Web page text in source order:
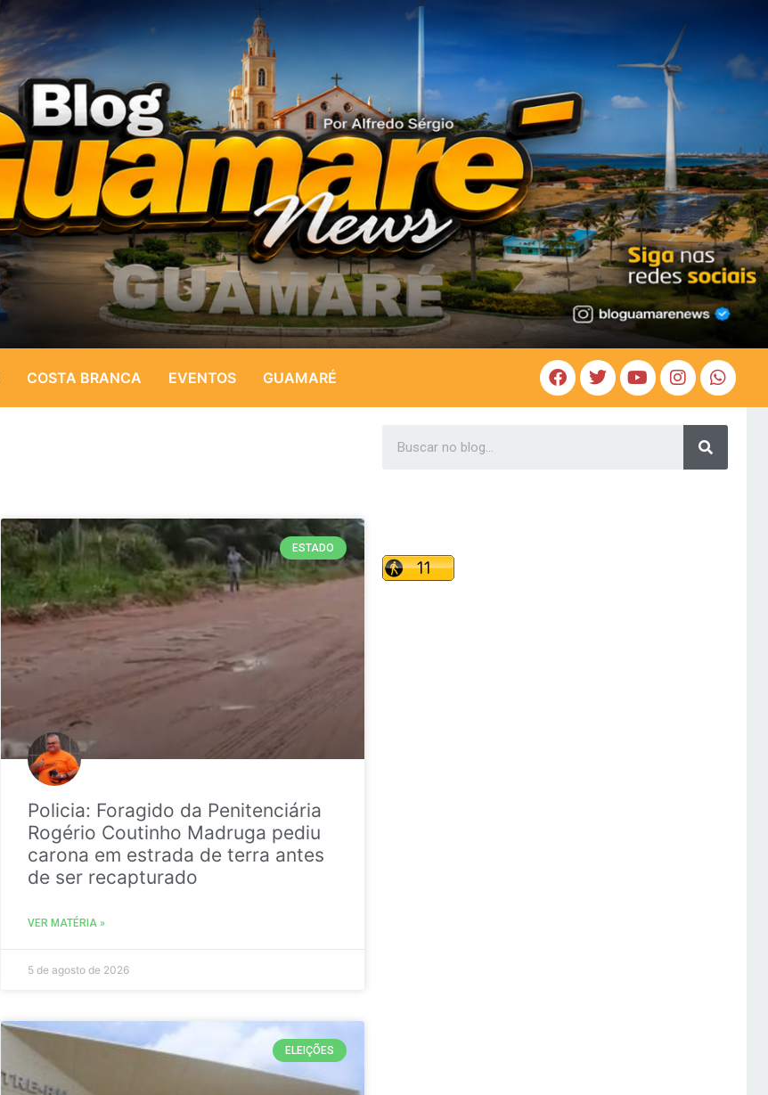
COSTA BRANCA EVENTOS GUAMARÉ
ESTADO
Policia: Foragido da Penitenciária
Rogério Coutinho Madruga pediu
carona em estrada de terra antes
de ser recapturado
VER MATÉRIA »
5 de agosto de 2026
ELEIÇÕES